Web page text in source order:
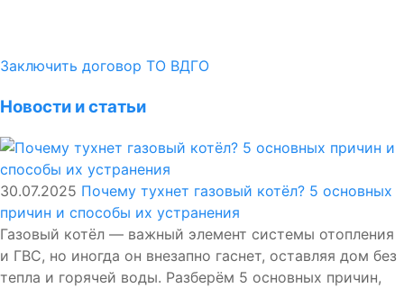
Заключить договор ТО ВДГО
Новости и статьи
30.07.2025 Почему тухнет газовый котёл? 5 основных
причин и способы их устранения
Газовый котёл — важный элемент системы отопления
и ГВС, но иногда он внезапно гаснет, оставляя дом без
тепла и горячей воды. Разберём 5 основных причин,